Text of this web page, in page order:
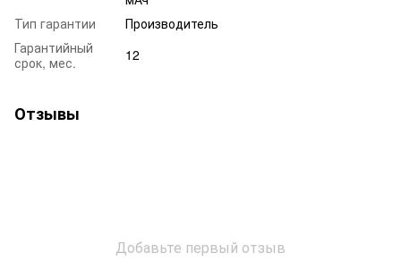
Тип гарантии
Производитель
Гарантийный
срок, мес.
12
Отзывы
Добавьте первый отзыв